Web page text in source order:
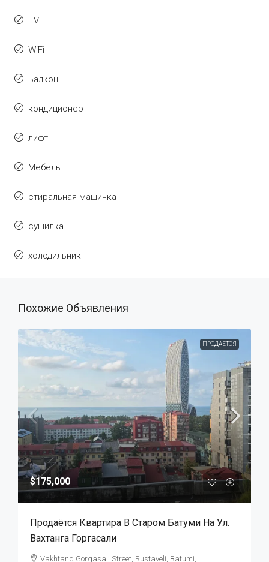
TV
WiFi
Балкон
кондиционер
лифт
Мебель
стиральная машинка
сушилка
холодильник
Похожие Объявления
ПРОДАЕТСЯ
$175,000
Продаётся Квартира В Старом Батуми На Ул.
Вахтанга Горгасали
Vakhtang Gorgasali Street, Rustaveli, Batumi,